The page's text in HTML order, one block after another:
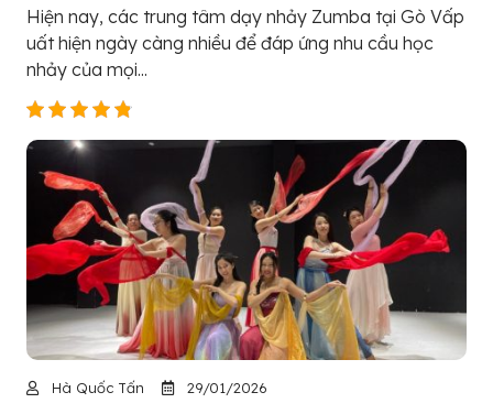
Hiện nay, các trung tâm dạy nhảy Zumba tại Gò Vấp
uất hiện ngày càng nhiều để đáp ứng nhu cầu học
nhảy của mọi...
Hà Quốc Tấn 29/01/2026